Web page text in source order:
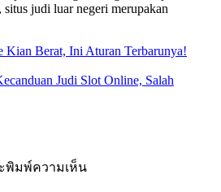
judi luar negeri merupakan
Kian Berat, Ini Aturan Terbarunya!
Judi Slot Online, Salah
พิมพ์ความเห็น